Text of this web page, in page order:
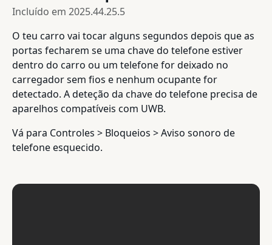
Incluído em 2025.44.25.5
O teu carro vai tocar alguns segundos depois que as
portas fecharem se uma chave do telefone estiver
dentro do carro ou um telefone for deixado no
carregador sem fios e nenhum ocupante for
detectado. A deteção da chave do telefone precisa de
aparelhos compatíveis com UWB.
Vá para Controles > Bloqueios > Aviso sonoro de
telefone esquecido.